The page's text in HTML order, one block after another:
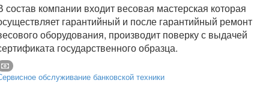
состав компании входит весовая мастерская которая
гарантийный и после гарантийный ремонт
оборудования, производит поверку с выдачей
государственного образца.
обслуживание банковской техники